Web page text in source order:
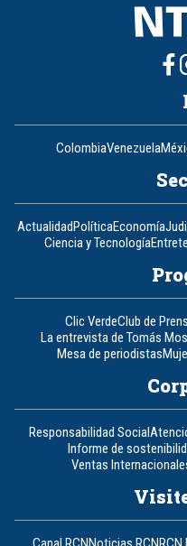
ColombiaVenezuela
Actualidad PolíticaEconomía
Ciencia y Tecnología
Clic VerdeClub de
La entrevista de Tomás
Mesa de periodistas
Responsabilidad Social
Informe de
Ventas